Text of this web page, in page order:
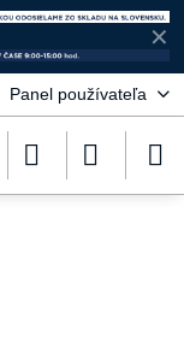
✕
Panel používateľa